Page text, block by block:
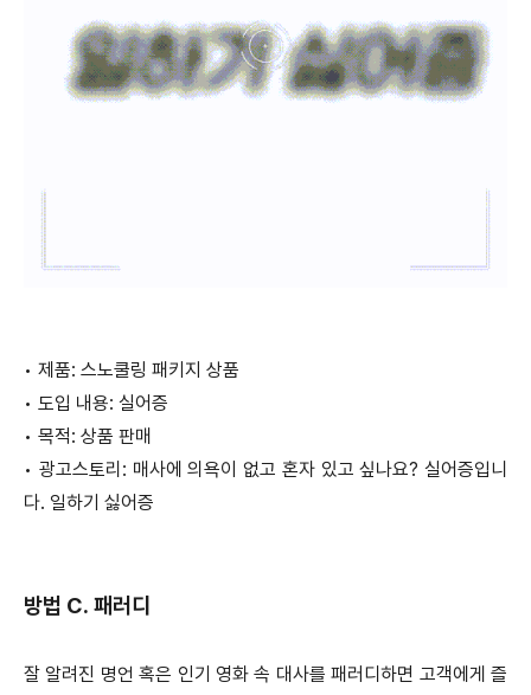
• 제품: 스노쿨링 패키지 상품
• 도입 내용: 실어증
• 목적: 상품 판매
• 광고스토리: 매사에 의욕이 없고 혼자 있고 싶나요? 실어증입니
다. 일하기 싫어증
방법 C. 패러디
잘 알려진 명언 혹은 인기 영화 속 대사를 패러디하면 고객에게 즐